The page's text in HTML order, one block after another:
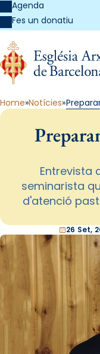
Agenda
Fes un donatiu
Home Notícies
Entrevista
seminarista
d'atenció
26 Set,